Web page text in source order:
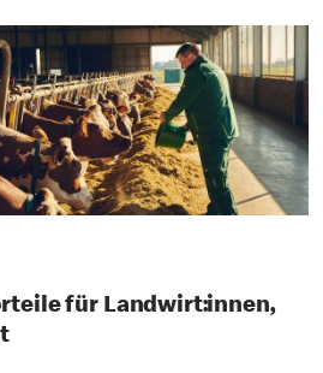
für Landwirt:innen,